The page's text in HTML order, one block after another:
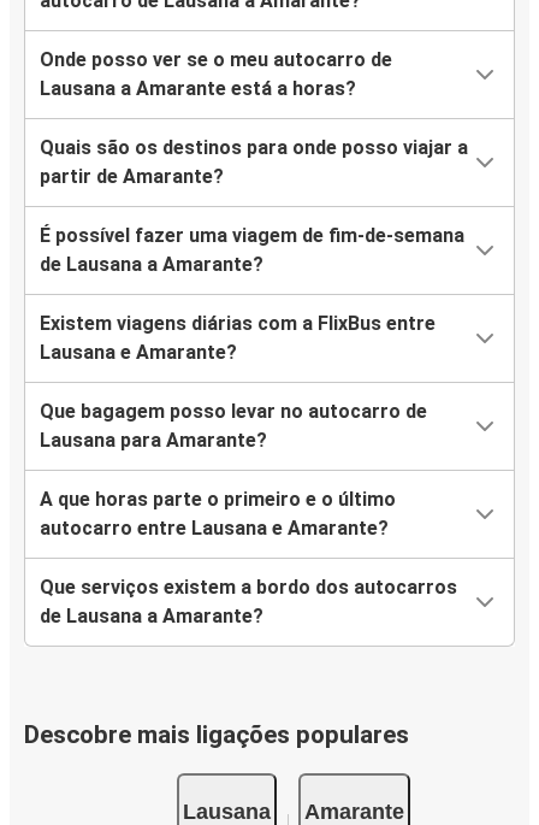
Onde posso ver se o meu autocarro de
Lausana a Amarante está a horas?
Quais são os destinos para onde posso viajar a
partir de Amarante?
É possível fazer uma viagem de fim-de-semana
de Lausana a Amarante?
Existem viagens diárias com a FlixBus entre
Lausana e Amarante?
Que bagagem posso levar no autocarro de
Lausana para Amarante?
A que horas parte o primeiro e o último
autocarro entre Lausana e Amarante?
Que serviços existem a bordo dos autocarros
de Lausana a Amarante?
Descobre mais ligações populares
Lausana Amarante